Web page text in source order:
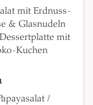
mit Erdnuss-
& Glasnudeln
mit
Kuchen
/